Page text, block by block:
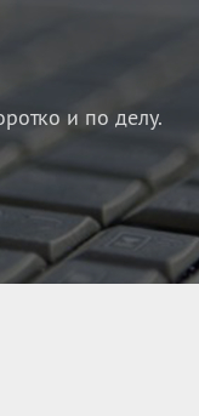
и по делу.